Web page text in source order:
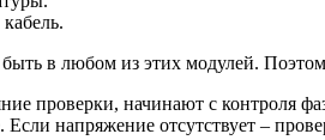
в любом из этих модулей.
проверки, начинают с контроля
Если напряжение отсутствует –